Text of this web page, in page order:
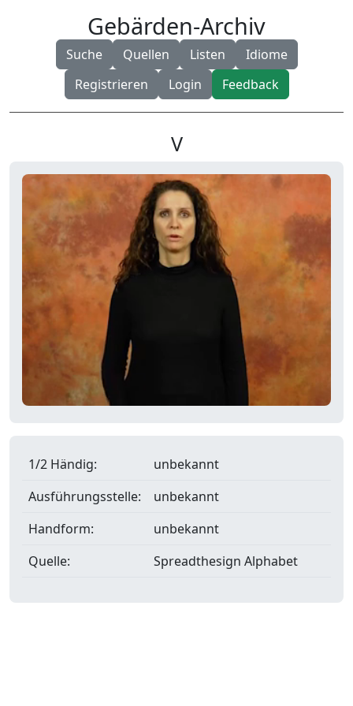
Gebärden-Archiv
Suche Quellen Listen
Idiome
Registrieren
Login Feedback
V
1/2 Händig:
unbekannt
Ausführungsstelle:
unbekannt
Handform:
unbekannt
Quelle:
Spreadthesign Alphabet